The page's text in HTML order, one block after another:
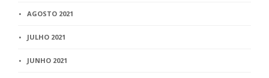
AGOSTO 2021
JULHO 2021
JUNHO 2021